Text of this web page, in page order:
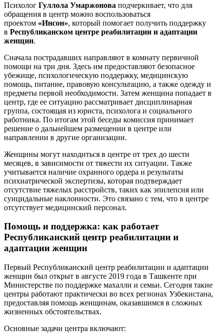
Психолог Гуллола Умаржонова подчеркивает, что для
обращения в центр можно воспользоваться
проектом «Инсон», который помогает получить поддержку
в Республиканском центре реабилитации и адаптации
женщин.
Сначала пострадавших направляют в комнату первичной
помощи на три дня. Здесь им предоставляют безопасное
убежище, психологическую поддержку, медицинскую
помощь, питание, правовую консультацию, а также одежду и
предметы первой необходимости. Затем женщина попадает в
центр, где ее ситуацию рассматривает дисциплинарная
группа, состоящая из юриста, психолога и социального
работника. По итогам этой беседы комиссия принимает
решение о дальнейшем размещении в центре или
направлении в другие организации.
Женщины могут находиться в центре от трех до шести
месяцев, в зависимости от тяжести их ситуации. Также
учитывается наличие охранного ордера и результаты
психиатрической экспертизы, которая подтверждает
отсутствие тяжелых расстройств, таких как эпилепсия или
суицидальные наклонности. Это связано с тем, что в центре
отсутствует медицинский персонал.
Помощь и поддержка: как работает
Республиканский центр реабилитации и
адаптации женщин
Первый Республиканский центр реабилитации и адаптации
женщин был открыт в августе 2019 года в Ташкенте при
Министерстве по поддержке махалли и семьи. Сегодня такие
центры работают практически во всех регионах Узбекистана,
предоставляя помощь женщинам, оказавшимся в сложных
жизненных обстоятельствах.
Основные задачи центра включают: